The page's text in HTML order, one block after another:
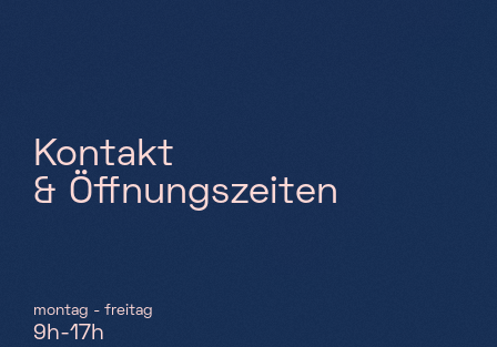
Konta kt
& Öfnungszeiten
montag - freitag
9h-17h